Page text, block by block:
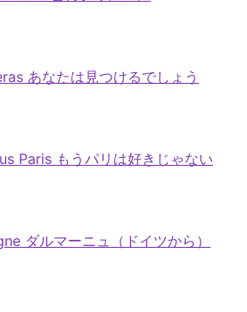
あなたは見つけるでしょう
Paris もうパリは好きじゃない
ダルマーニュ（ドイツから）